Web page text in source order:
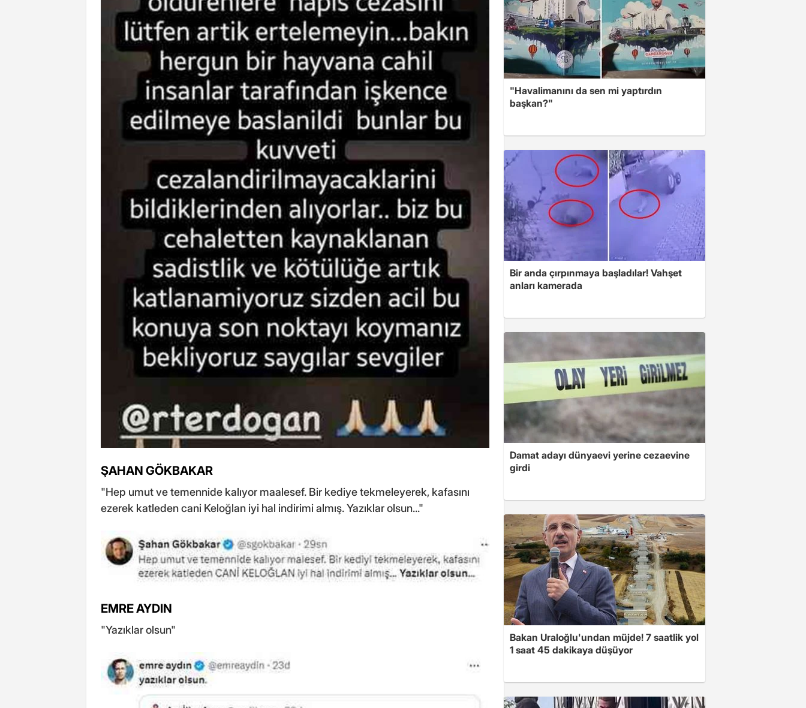
ŞAHAN GÖKBAKAR
"Hep umut ve temennide kalıyor maalesef. Bir kediye tekmeleyerek, kafasını
ezerek katleden cani Keloğlan iyi hal indirimi almış. Yazıklar olsun..."
EMRE AYDIN
"Yazıklar olsun"
"Havalimanını da sen mi yaptırdın
başkan?"
Bir anda çırpınmaya başladılar! Vahşet
anları kamerada
Damat adayı dünyaevi yerine cezaevine
girdi
Bakan Uraloğlu'undan müjde! 7 saatlik yol
1 saat 45 dakikaya düşüyor